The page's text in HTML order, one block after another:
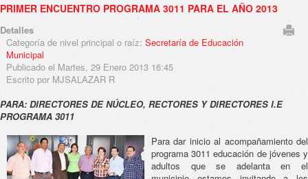
PRIMER ENCUENTRO PROGRAMA 3011 PARA EL AÑO 2013
Detalles
Categoría de nivel principal o raíz: Secretaría de Educación
Municipal
Publicado el Martes, 29 Enero 2013 16:45
Escrito por MJSALAZAR R
PARA: DIRECTORES DE NÚCLEO, RECTORES Y DIRECTORES I.E
PROGRAMA 3011
Para dar inicio al acompañamiento del
programa 3011 educación de jóvenes y
adultos que se adelanta en el